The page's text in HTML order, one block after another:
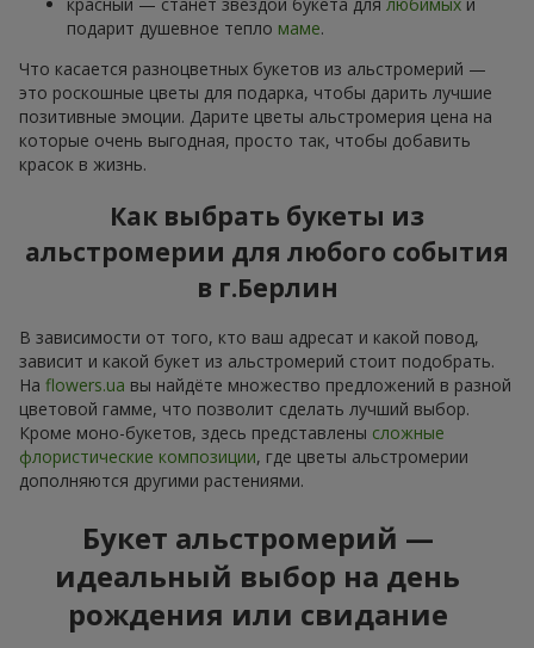
подарит душевное тепло маме.
Что касается разноцветных букетов из альстромерий —
это роскошные цветы для подарка, чтобы дарить лучшие
позитивные эмоции. Дарите цветы альстромерия цена на
которые очень выгодная, просто так, чтобы добавить
красок в жизнь.
Как выбрать букеты из
альстромерии для любого события
в г.Берлин
В зависимости от того, кто ваш адресат и какой повод,
зависит и какой букет из альстромерий стоит подобрать.
На flowers.ua вы найдёте множество предложений в разной
цветовой гамме, что позволит сделать лучший выбор.
Кроме моно-букетов, здесь представлены сложные
флористические композиции, где цветы альстромерии
дополняются другими растениями.
Букет альстромерий —
идеальный выбор на день
рождения или свидание